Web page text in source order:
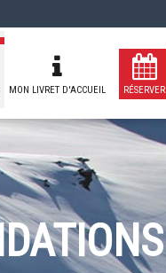
MON LIVRET D'ACCUEIL RÉSERVER